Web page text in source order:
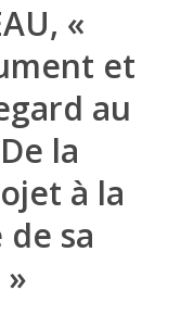
«
et
au
la
à la
sa